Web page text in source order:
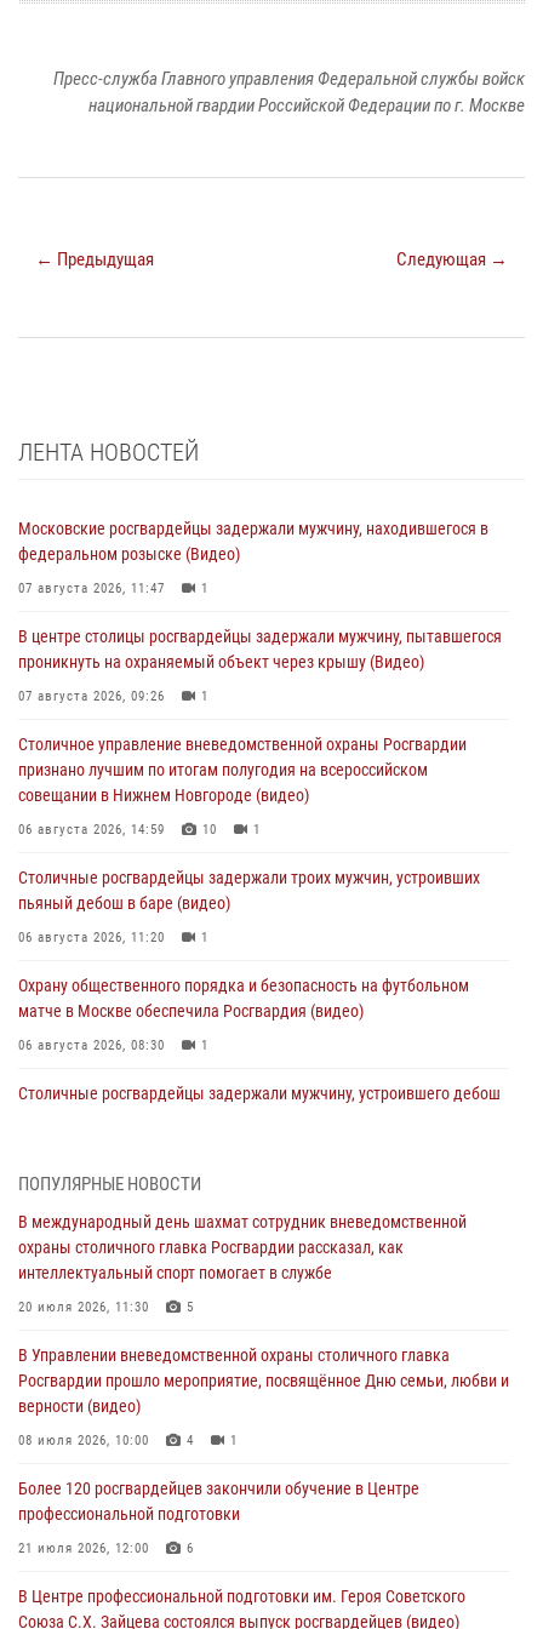
Пресс-служба Главного управления Федеральной службы войск
национальной гвардии Российской Федерации по г. Москве
← Предыдущая Следующая →
ЛЕНТА НОВОСТЕЙ
Московские росгвардейцы задержали мужчину, находившегося в
федеральном розыске (Видео)
07 августа 2026, 11:47 1
В центре столицы росгвардейцы задержали мужчину, пытавшегося
проникнуть на охраняемый объект через крышу (Видео)
07 августа 2026, 09:26 1
Столичное управление вневедомственной охраны Росгвардии
признано лучшим по итогам полугодия на всероссийском
совещании в Нижнем Новгороде (видео)
06 августа 2026, 14:59 10 1
Столичные росгвардейцы задержали троих мужчин, устроивших
пьяный дебош в баре (видео)
06 августа 2026, 11:20 1
Охрану общественного порядка и безопасность на футбольном
матче в Москве обеспечила Росгвардия (видео)
06 августа 2026, 08:30 1
Столичные росгвардейцы задержали мужчину, устроившего дебош
футбольного матча Кубка России (Видео)
05 августа 2026, 12:35
Делегация МВД Республики Беларусь ознакомилась с передовыми
04 августа 2026, 18:16
В столичном главке Росгвардии завершился чемпионат по самбо и
боевому самбо. (видео)
Офицер Росгвардии стал гостем прямого эфира на «Радио Москвы»
и рассказал о работе дежурных частей
ПОПУЛЯРНЫЕ НОВОСТИ
В международный день шахмат сотрудник вневедомственной
охраны столичного главка Росгвардии рассказал, как
интеллектуальный спорт помогает в службе
20 июля 2026, 11:30 5
В Управлении вневедомственной охраны столичного главка
Росгвардии прошло мероприятие, посвящённое Дню семьи, любви и
верности (видео)
08 июля 2026, 10:00 4 1
Более 120 росгвардейцев закончили обучение в Центре
профессиональной подготовки
21 июля 2026, 12:00 6
В Центре профессиональной подготовки им. Героя Советского
Союза С.Х. Зайцева состоялся выпуск росгвардейцев (видео)